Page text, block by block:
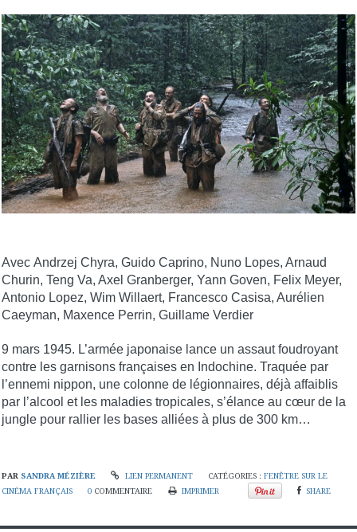
Avec Andrzej Chyra, Guido Caprino, Nuno Lopes, Arnaud
Churin, Teng Va, Axel Granberger, Yann Goven, Felix Meyer,
Antonio Lopez, Wim Willaert, Francesco Casisa, Aurélien
Caeyman, Maxence Perrin, Guillame Verdier
9 mars 1945. L’armée japonaise lance un assaut foudroyant
contre les garnisons françaises en Indochine. Traquée par
l’ennemi nippon, une colonne de légionnaires, déjà affaiblis
par l’alcool et les maladies tropicales, s’élance au cœur de la
jungle pour rallier les bases alliées à plus de 300 km…
PAR SANDRA MÉZIÈRE LIEN PERMANENT CATÉGORIES :FENÊTRE SUR LE
CINÉMA FRANÇAIS
0 COMMENTAIRE IMPRIMER SHARE